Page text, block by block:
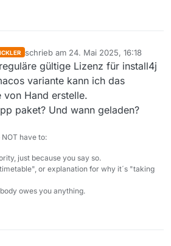
schrieb am 24. Mai 2025, 16:18
zuletzt editiert von
gültige Lizenz für install4j
variante kann ich das
Hand erstelle.
paket? Und wann geladen?
have to:
just because you say so.
or explanation for why it´s "taking
owes you anything.